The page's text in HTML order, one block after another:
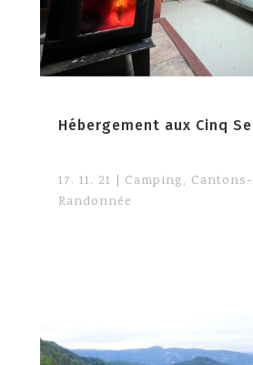
Hébergement aux Cinq
17. 11. 21 | Camping,
Randonnée